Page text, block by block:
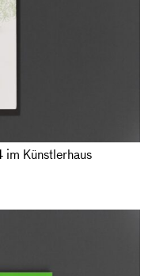
Künstlerhaus